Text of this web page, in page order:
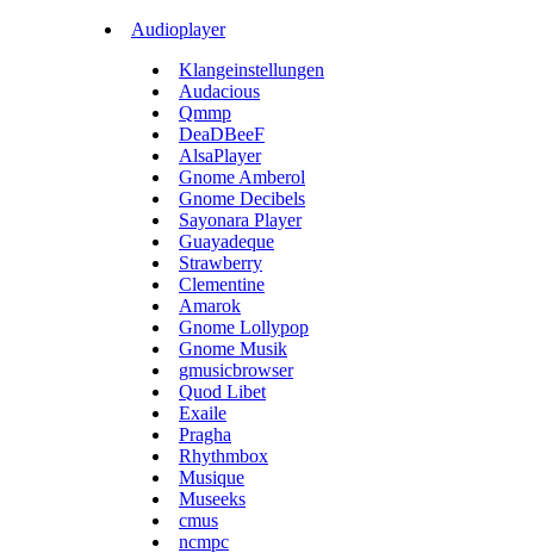
Audioplayer
Klangeinstellungen
Audacious
Qmmp
DeaDBeeF
AlsaPlayer
Gnome Amberol
Gnome Decibels
Sayonara Player
Guayadeque
Strawberry
Clementine
Amarok
Gnome Lollypop
Gnome Musik
gmusicbrowser
Quod Libet
Exaile
Pragha
Rhythmbox
Musique
Museeks
cmus
ncmpc